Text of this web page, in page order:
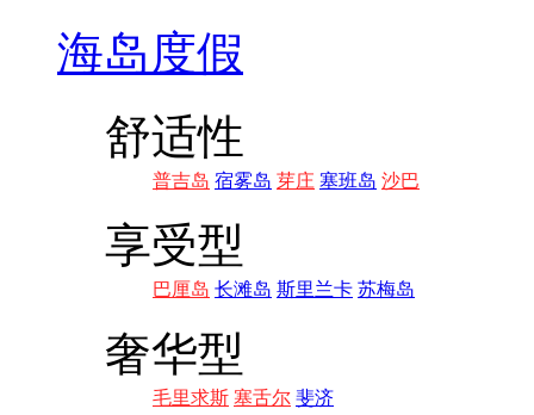
海岛度假
舒适性
普吉岛 宿雾岛 芽庄 塞班岛 沙巴
享受型
巴厘岛 长滩岛 斯里兰卡 苏梅岛
奢华型
毛里求斯 塞舌尔 斐济